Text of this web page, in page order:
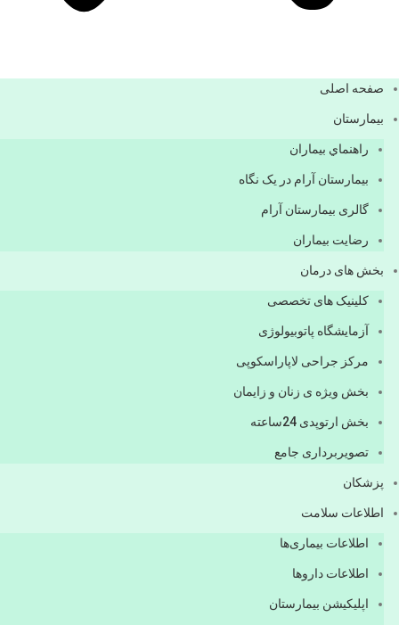
صفحه اصلی
بيمارستان
راهنماي بیماران
بیمارستان آرام در یک نگاه
گالری بیمارستان آرام
رضایت بیماران
بخش های درمان
کلینیک های تخصصی
آزمایشگاه پاتوبیولوژی
مرکز جراحی لاپاراسکوپی
بخش ویژه ی زنان و زایمان
بخش ارتوپدی 24ساعته
تصویربرداری جامع
پزشكان
اطلاعات سلامت
اطلاعات بیماری‌ها
اطلاعات دارو‌ها
اپليكيشن بيمارستان